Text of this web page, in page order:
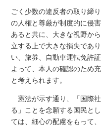
ごく少数の違反者の取り締
の人権と尊厳が制度的に侵
あると共に、大きな視野か
立する上で大きな損失であ
い、旅券、自動車運転免許
よって、本人の確認のため
と考えられます。
憲法が示す通り、「国際
る」ことを念願する国民と
ては、細心の配慮をもって